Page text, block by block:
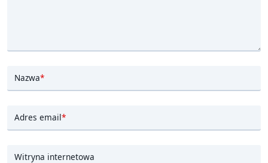
Nazwa*
Adres email*
Witryna internetowa